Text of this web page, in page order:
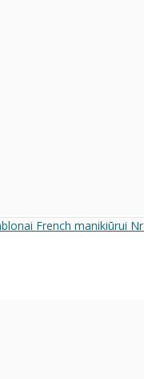
French manikiūrui